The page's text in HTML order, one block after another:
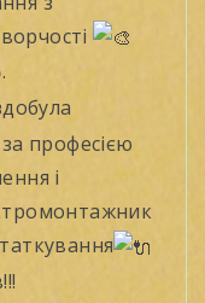
.
професією
і